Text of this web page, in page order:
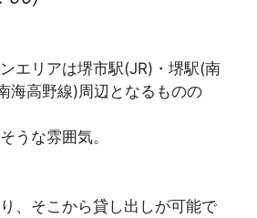
エリアは堺市駅(JR)・堺駅(南
海高野線)周辺となるものの
うな雰囲気。
、そこから貸し出しが可能で